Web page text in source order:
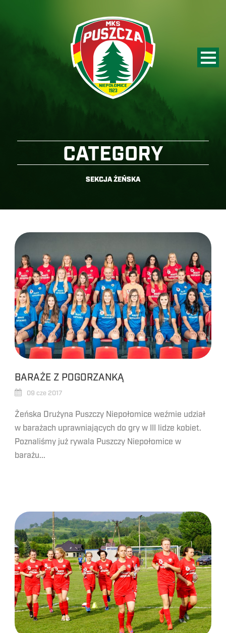
CATEGORY
SEKCJA ŻEŃSKA
BARAŻE Z POGORZANKĄ
09 cze 2017
Żeńska Drużyna Puszczy Niepołomice weźmie udział
w barażach uprawniających do gry w III lidze kobiet.
Poznaliśmy już rywala Puszczy Niepołomice w
barażu...